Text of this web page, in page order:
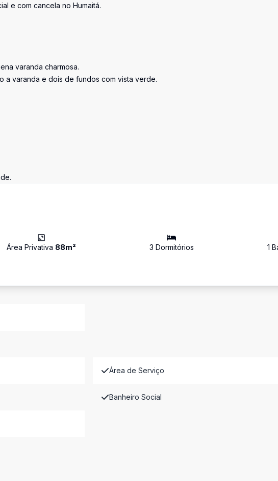
e com cancela no Humaitá.
varanda charmosa.
a varanda e dois de fundos com vista verde.
Área Privativa 88m² 3 Dormitórios 1
Área de Serviço
Banheiro Social